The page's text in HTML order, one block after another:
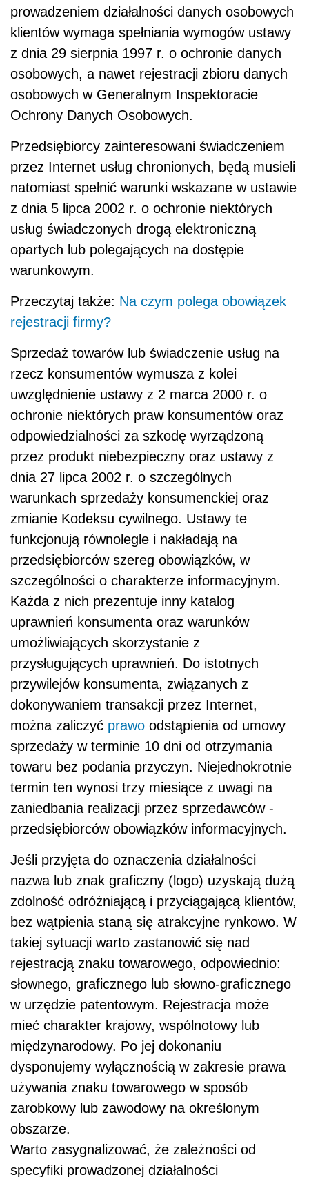
prowadzeniem działalności danych osobowych
klientów wymaga spełniania wymogów ustawy
z dnia 29 sierpnia 1997 r. o ochronie danych
osobowych, a nawet rejestracji zbioru danych
osobowych w Generalnym Inspektoracie
Ochrony Danych Osobowych.
Przedsiębiorcy zainteresowani świadczeniem
przez Internet usług chronionych, będą musieli
natomiast spełnić warunki wskazane w ustawie
z dnia 5 lipca 2002 r. o ochronie niektórych
usług świadczonych drogą elektroniczną
opartych lub polegających na dostępie
warunkowym.
Przeczytaj także: Na czym polega obowiązek
rejestracji firmy?
Sprzedaż towarów lub świadczenie usług na
rzecz konsumentów wymusza z kolei
uwzględnienie ustawy z 2 marca 2000 r. o
ochronie niektórych praw konsumentów oraz
odpowiedzialności za szkodę wyrządzoną
przez produkt niebezpieczny oraz ustawy z
dnia 27 lipca 2002 r. o szczególnych
warunkach sprzedaży konsumenckiej oraz
zmianie Kodeksu cywilnego. Ustawy te
funkcjonują równolegle i nakładają na
przedsiębiorców szereg obowiązków, w
szczególności o charakterze informacyjnym.
Każda z nich prezentuje inny katalog
uprawnień konsumenta oraz warunków
umożliwiających skorzystanie z
przysługujących uprawnień. Do istotnych
przywilejów konsumenta, związanych z
dokonywaniem transakcji przez Internet,
można zaliczyć prawo odstąpienia od umowy
sprzedaży w terminie 10 dni od otrzymania
towaru bez podania przyczyn. Niejednokrotnie
termin ten wynosi trzy miesiące z uwagi na
zaniedbania realizacji przez sprzedawców -
przedsiębiorców obowiązków informacyjnych.
Jeśli przyjęta do oznaczenia działalności
nazwa lub znak graficzny (logo) uzyskają dużą
zdolność odróżniającą i przyciągającą klientów,
bez wątpienia staną się atrakcyjne rynkowo. W
takiej sytuacji warto zastanowić się nad
rejestracją znaku towarowego, odpowiednio:
słownego, graficznego lub słowno-graficznego
w urzędzie patentowym. Rejestracja może
mieć charakter krajowy, wspólnotowy lub
międzynarodowy. Po jej dokonaniu
dysponujemy wyłącznością w zakresie prawa
używania znaku towarowego w sposób
zarobkowy lub zawodowy na określonym
obszarze.
Warto zasygnalizować, że zależności od
specyfiki prowadzonej działalności